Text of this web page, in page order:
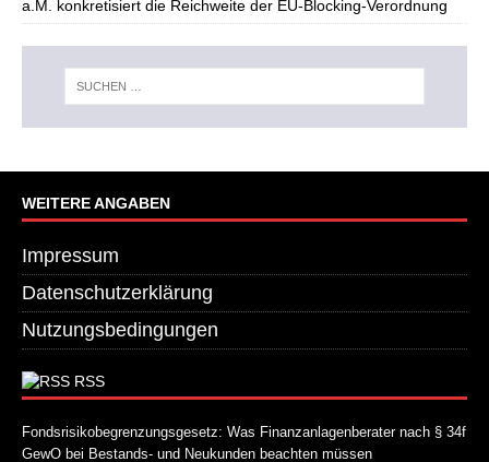
a.M. konkretisiert die Reichweite der EU-Blocking-Verordnung
WEITERE ANGABEN
Impressum
Datenschutzerklärung
Nutzungsbedingungen
RSS
Fondsrisikobegrenzungsgesetz: Was Finanzanlagenberater nach § 34f
GewO bei Bestands- und Neukunden beachten müssen